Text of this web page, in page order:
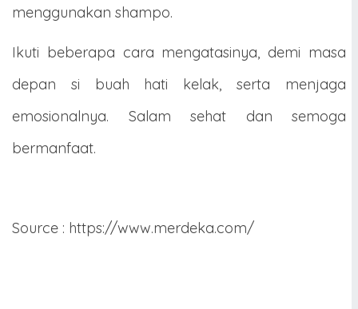
menggunakan shampo.
Ikuti beberapa cara mengatasinya, demi masa
depan si buah hati kelak, serta menjaga
emosionalnya. Salam sehat dan semoga
bermanfaat.
Source : https://www.merdeka.com/